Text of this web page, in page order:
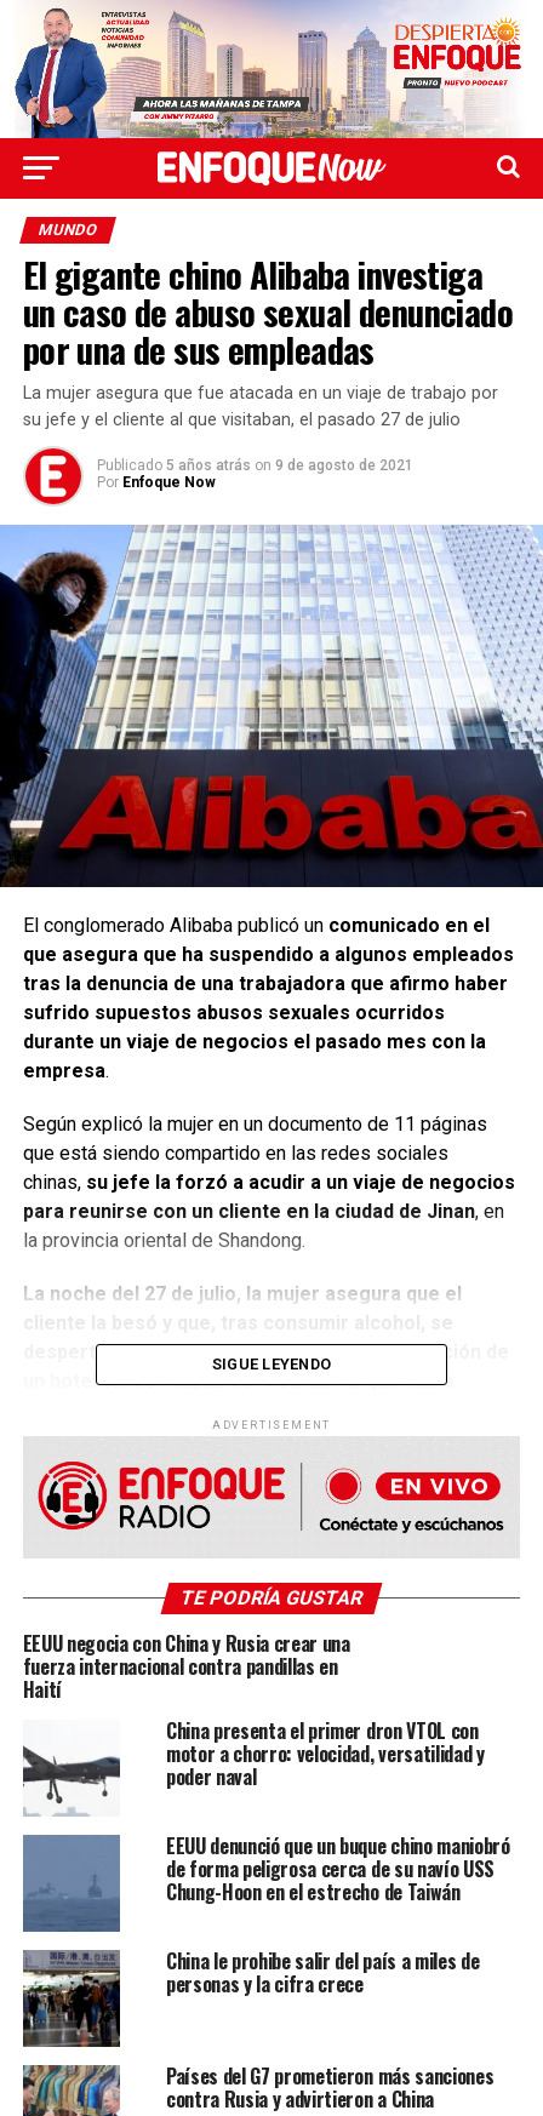
MUNDO
El gigante chino Alibaba investiga
un caso de abuso sexual denunciado
por una de sus empleadas
La mujer asegura que fue atacada en un viaje de trabajo por
su jefe y el cliente al que visitaban, el pasado 27 de julio
Publicado 5 años atrás on 9 de agosto de 2021
Por Enfoque Now
El conglomerado Alibaba publicó un comunicado en el
que asegura que ha suspendido a algunos empleados
tras la denuncia de una trabajadora que afirmo haber
sufrido supuestos abusos sexuales ocurridos
durante un viaje de negocios el pasado mes con la
empresa.
Según explicó la mujer en un documento de 11 páginas
que está siendo compartido en las redes sociales
chinas,su jefe la forzó a acudir a un viaje de negocios
para reunirse con un cliente en la ciudad de Jinan, en
la provincia oriental de Shandong.
La noche del 27 de julio, la mujer asegura que el
despertó al día siguiente desnuda en la habitación de
un hotel sin ser capaz de recordar lo que había
Según la mujer, las cámaras de seguridad del hotel
captaron a su superior entrando a su habitación cuatro
veces esa noche.
El 2 de agosto, tras regresar a la ciudad que acoge la sede
de Alibaba, Hangzhou, la empleada habría informado al
departamento de recursos humanos y a sus superiores y
pedido la destitución de su jefe y un tiempo de baja.
Pese a que,
según el testimonio de la mujer, la
empresa aceptó en un principio, después no cumplió
SIGUE LEYENDO
ADVERTISEMENT
TE PODRÍA GUSTAR
EEUU negocia con China y Rusia crear una
fuerza internacional contra pandillas en
Haití
China presenta el primer dron VTOL con
motor a chorro: velocidad, versatilidad y
poder naval
EEUU denunció que un buque chino maniobró
de forma peligrosa cerca de su navío USS
Chung-Hoon en el estrecho de Taiwán
China le prohibe salir del país a miles de
personas y la cifra crece
Países del G7 prometieron más sanciones
contra Rusia y advirtieron a China